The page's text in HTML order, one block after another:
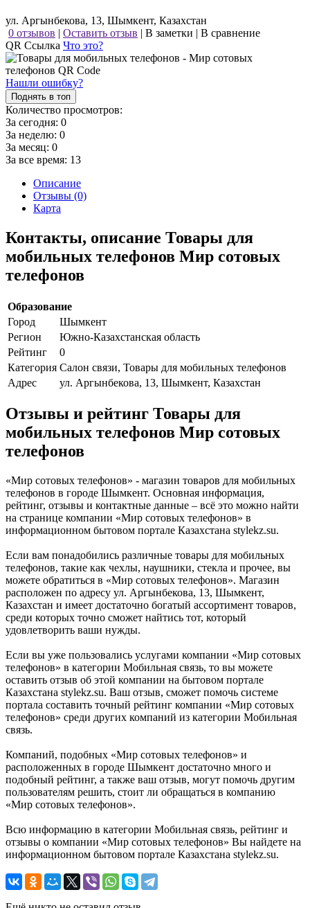
ул. Аргынбекова, 13, Шымкент, Казахстан
0 отзывов | Оставить отзыв | В заметки | В сравнение
QR Ссылка Что это?
Нашли ошибку?
Поднять в топ
Количество просмотров:
За сегодня: 0
За неделю: 0
За месяц: 0
За все время: 13
Описание
Отзывы (0)
Карта
Контакты, описание Товары для
мобильных телефонов Мир сотовых
телефонов
Образование
Город
Шымкент
Регион
Южно-Казахстанская область
Рейтинг
0
Категория Салон связи, Товары для мобильных телефонов
Адрес
ул. Аргынбекова, 13, Шымкент, Казахстан
Отзывы и рейтинг Товары для
мобильных телефонов Мир сотовых
телефонов
«Мир сотовых телефонов» - магазин товаров для мобильных
телефонов в городе Шымкент. Основная информация,
рейтинг, отзывы и контактные данные – всё это можно найти
на странице компании «Мир сотовых телефонов» в
информационном бытовом портале Казахстана stylekz.su.
Если вам понадобились различные товары для мобильных
телефонов, такие как чехлы, наушники, стекла и прочее, вы
можете обратиться в «Мир сотовых телефонов». Магазин
расположен по адресу ул. Аргынбекова, 13, Шымкент,
Казахстан и имеет достаточно богатый ассортимент товаров,
среди которых точно сможет найтись тот, который
удовлетворить ваши нужды.
Если вы уже пользовались услугами компании «Мир сотовых
телефонов» в категории Мобильная связь, то вы можете
оставить отзыв об этой компании на бытовом портале
Казахстана stylekz.su. Ваш отзыв, сможет помочь системе
портала составить точный рейтинг компании «Мир сотовых
телефонов» среди других компаний из категории Мобильная
связь.
Компаний, подобных «Мир сотовых телефонов» и
расположенных в городе Шымкент достаточно много и
подобный рейтинг, а также ваш отзыв, могут помочь другим
пользователям решить, стоит ли обращаться в компанию
«Мир сотовых телефонов».
Всю информацию в категории Мобильная связь, рейтинг и
отзывы о компании «Мир сотовых телефонов» Вы найдете на
информационном бытовом портале Казахстана stylekz.su.